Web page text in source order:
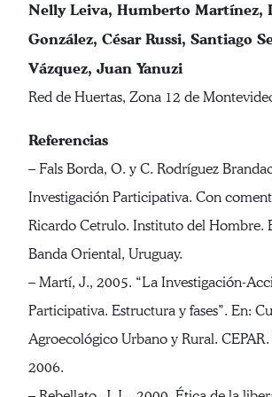
Nelly Leiva, Humberto Martínez,
González, César Russi, Santiago
Vázquez, Juan Yanuzi
Red de Huertas, Zona 12 de
Referencias
– Fals Borda, O. y C. Rodríguez
Investigación Participativa. Con
Ricardo Cetrulo. Instituto del Hombre.
Banda Oriental, Uruguay.
– Martí, J., 2005. “La Investigación-
Participativa. Estructura y fases”. En:
Agroecológico Urbano y Rural.
2006.